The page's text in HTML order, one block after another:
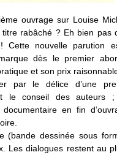
ouvrage sur Louise
rabâché ? Eh bien pas
nouvelle parution
dès le premier
et son prix
par le délice d’une
le conseil des auteurs ;
documentaire en fin
(bande dessinée sous
Les dialogues restent au